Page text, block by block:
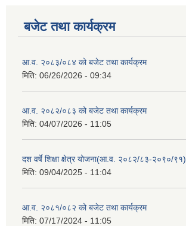
बजेट तथा कार्यक्रम
आ.व. २०८३/०८४ को बजेट तथा कार्यक्रम
मिति: 06/26/2026 - 09:34
आ.व. २०८२/०८३ को बजेट तथा कार्यक्रम
मिति: 04/07/2026 - 11:05
दश वर्षे शिक्षा क्षेत्र योजना(आ.व. २०८२/८३-२०९०/९१)
मिति: 09/04/2025 - 11:04
आ.व. २०८१/०८२ को बजेट तथा कार्यक्रम
मिति: 07/17/2024 - 11:05